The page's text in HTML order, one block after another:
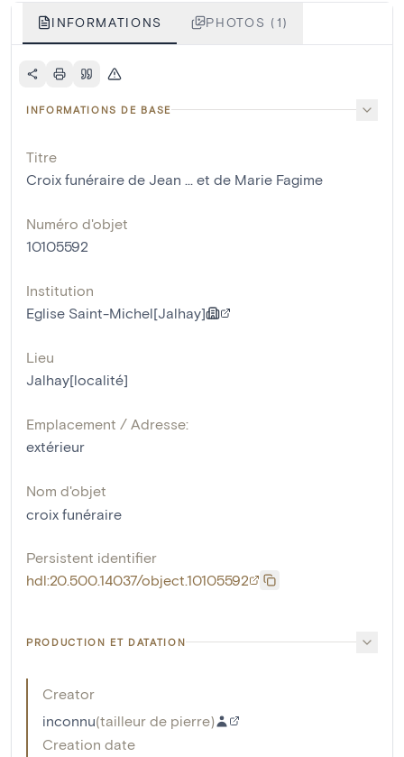
INFORMATIONS PHOTOS (1)
INFORMATIONS DE BASE
Titre
Croix funéraire de Jean ... et de Marie Fagime
Numéro d'objet
10105592
Institution
Eglise Saint-Michel[Jalhay]
Lieu
Jalhay[localité]
Emplacement / Adresse:
extérieur
Nom d'objet
croix funéraire
Persistent identifier
hdl:20.500.14037/object.10105592
PRODUCTION ET DATATION
Creator
inconnu(tailleur de pierre)
Creation date